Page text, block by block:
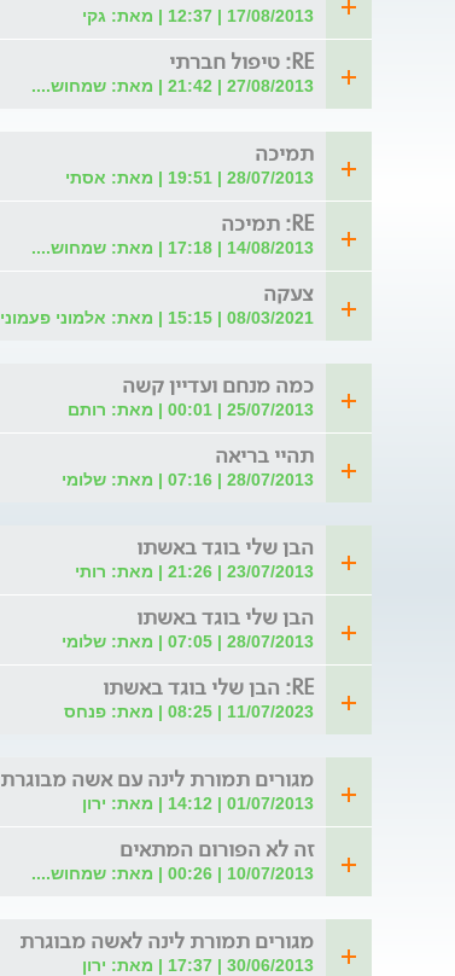
17/08/2013 | 12:37 | מאת: גקי
RE: טיפול חברתי
27/08/2013 | 21:42 | מאת: שמחוש....
תמיכה
28/07/2013 | 19:51 | מאת: אסתי
RE: תמיכה
14/08/2013 | 17:18 | מאת: שמחוש....
צעקה
08/03/2021 | 15:15 | מאת: אלמוני פעמוני
כמה מנחם ועדיין קשה
25/07/2013 | 00:01 | מאת: רותם
תהיי בריאה
28/07/2013 | 07:16 | מאת: שלומי
הבן שלי בוגד באשתו
23/07/2013 | 21:26 | מאת: רותי
הבן שלי בוגד באשתו
28/07/2013 | 07:05 | מאת: שלומי
RE: הבן שלי בוגד באשתו
11/07/2023 | 08:25 | מאת: פנחס
מגורים תמורת לינה עם אשה מבוגרת
01/07/2013 | 14:12 | מאת: ירון
זה לא הפורום המתאים
10/07/2013 | 00:26 | מאת: שמחוש....
מגורים תמורת לינה לאשה מבוגרת
30/06/2013 | 17:37 | מאת: ירון